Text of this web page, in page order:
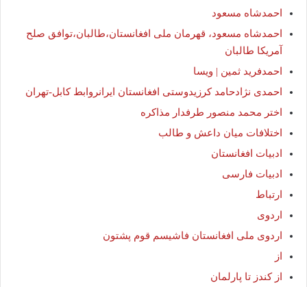
احمدشاه مسعود
احمدشاه مسعود، قهرمان ملی افغانستان،طالبان،توافق صلح
آمریکا طالبان
احمدفرید ثمین | ویسا
احمدی نژادحامد کرزیدوستی افغانستان ایرانروابط کابل-تهران
اختر محمد منصور طرفدار مذاکره
اختلافات میان داعش و طالب
ادبیات افغانستان
ادبیات فارسی
ارتباط
اردوی
اردوی ملی افغانستان فاشیسم قوم پشتون
از
از کندز تا پارلمان